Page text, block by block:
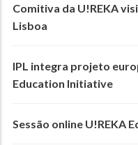
Comitiva da U!REKA
Lisboa
IPL integra projeto
Education Initiative
Sessão online U!REKA